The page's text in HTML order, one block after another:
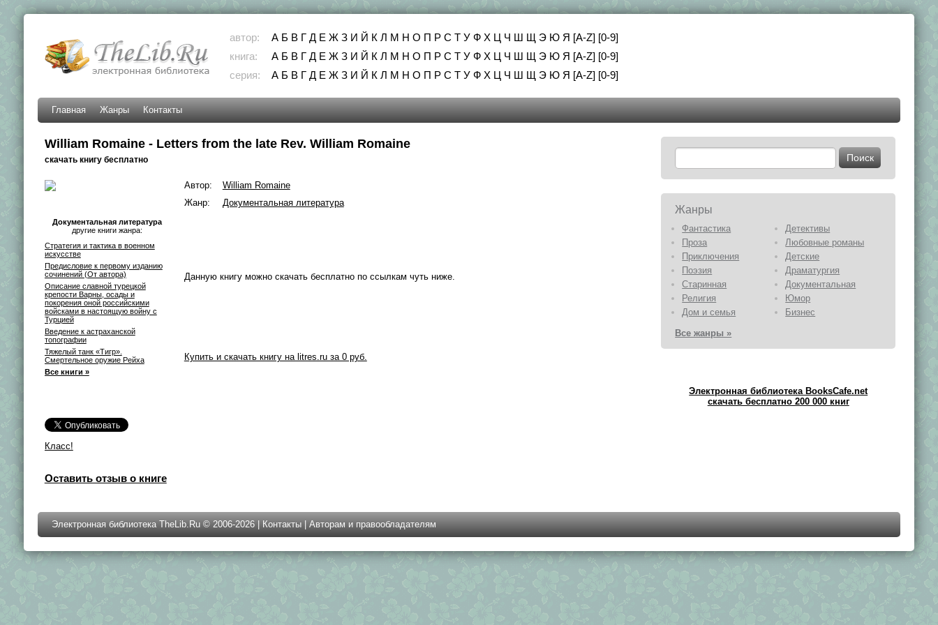
автор: А Б В Г Д Е Ж З И Й К Л М Н О П Р С Т У Ф Х Ц Ч Ш Щ Э Ю Я [A-Z] [0-9]
книга:
А Б В Г Д Е Ж З И Й К Л М Н О П Р С Т У Ф Х Ц Ч Ш Щ Э Ю Я [A-Z] [0-9]
серия:
А Б В Г Д Е Ж З И Й К Л М Н О П Р С Т У Ф Х Ц Ч Ш Щ Э Ю Я [A-Z] [0-9]
Главная Жанры Контакты
William Romaine - Letters from the late Rev. William Romaine
скачать книгу бесплатно
Документальная литература
другие книги жанра:
Стратегия и тактика в военном
искусстве
Предисловие к первому изданию
сочинений (От автора)
Описание славной турецкой
крепости Варны, осады и
покорения оной российскими
войсками в настоящую войну с
Турцией
Введение к астраханской
топографии
Тяжелый танк «Тигр».
Смертельное оружие Рейха
Все книги »
Класс!
Автор:
William Romaine
Жанр:
Документальная литература
Данную книгу можно скачать бесплатно по ссылкам чуть ниже.
Купить и скачать книгу на litres.ru за 0 руб.
Оставить отзыв о книге
Жанры
Фантастика
Детективы
Проза
Любовные романы
Приключения
Детские
Поэзия
Драматургия
Старинная
Документальная
Религия
Юмор
Дом и семья
Бизнес
Все жанры »
Электронная библиотека BooksCafe.net
скачать бесплатно 200 000 книг
Электронная библиотека TheLib.Ru © 2006-2026 | Контакты| Авторам и правообладателям